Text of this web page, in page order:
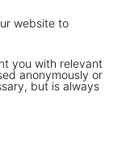
website to
you with relevant
anonymously or
but is always